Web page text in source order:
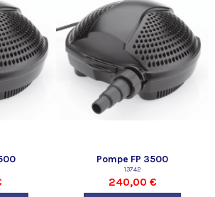
Pompe FP 3500
13742
240,00 €